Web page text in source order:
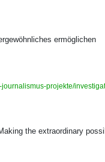
ermöglichen
projekte/
the extraordinary